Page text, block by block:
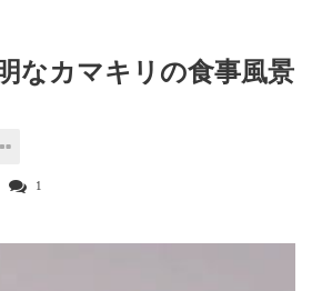
なカマキリの食事風景
1